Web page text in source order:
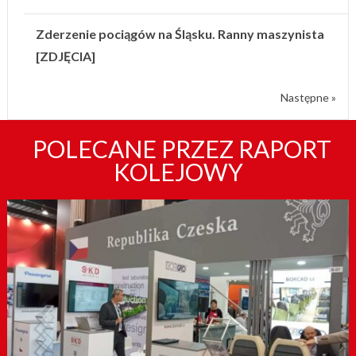
Zderzenie pociągów na Śląsku. Ranny maszynista
[ZDJĘCIA]
Następne »
POLECANE PRZEZ RAPORT
KOLEJOWY